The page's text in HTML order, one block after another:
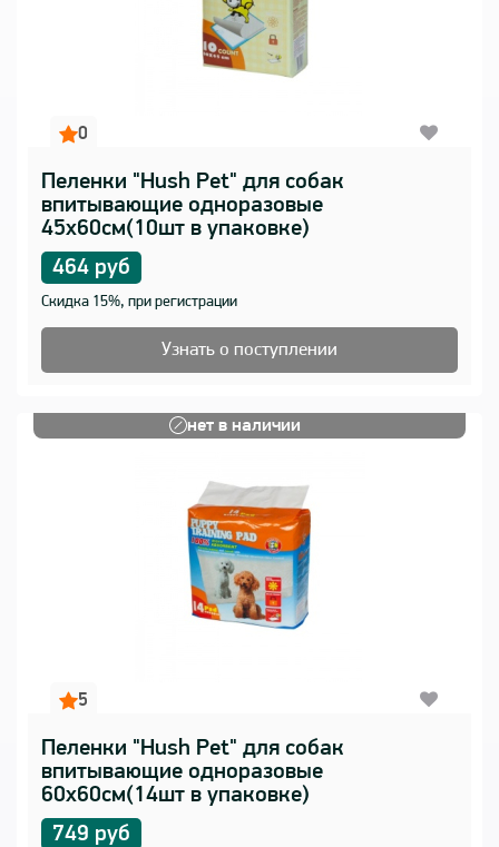
0
Пеленки "Hush Pet" для собак
впитывающие одноразовые
45х60см(10шт в упаковке)
464 руб
Скидка 15%, при регистрации
Узнать о поступлении
нет в наличии
5
Пеленки "Hush Pet" для собак
впитывающие одноразовые
60х60см(14шт в упаковке)
749 руб